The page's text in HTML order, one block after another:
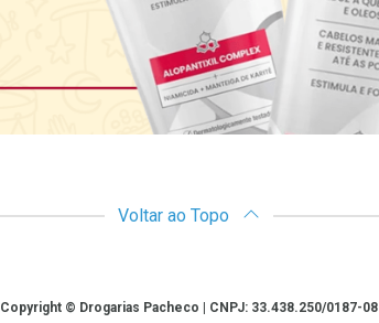
Voltar ao Topo
Copyright © Drogarias Pacheco | CNPJ: 33.438.250/0187-08